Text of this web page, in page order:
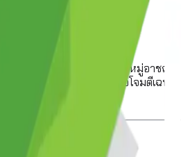
ะราคา
ดิน Rehub ซึ่งเป็นที่รู้จักในหมู่อาชญา
ดที่มุ่งเน้นการขายเครื่องมือโจมตีเฉพา
ตรวจจับ